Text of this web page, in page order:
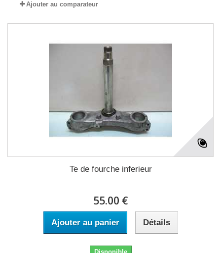
Ajouter au comparateur
Te de fourche inferieur
55.00 €
Ajouter au panier Détails